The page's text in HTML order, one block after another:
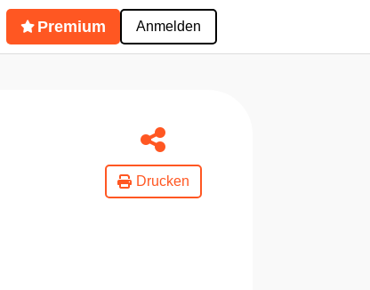
Premium Anmelden
Drucken